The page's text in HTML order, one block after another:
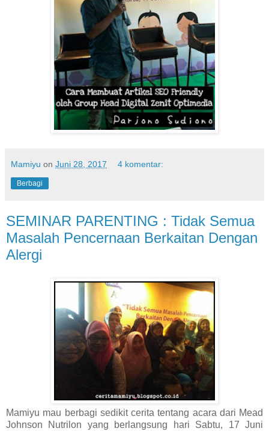
Mamiyu on Juni 28, 2017 4 komentar:
Berbagi
SEMINAR PARENTING : Tidak Semua
Masalah Pencernaan Berkaitan Dengan
Alergi
Mamiyu mau berbagi sedikit cerita tentang acara dari Mead
Johnson Nutrilon yang berlangsung hari Sabtu, 17 Juni